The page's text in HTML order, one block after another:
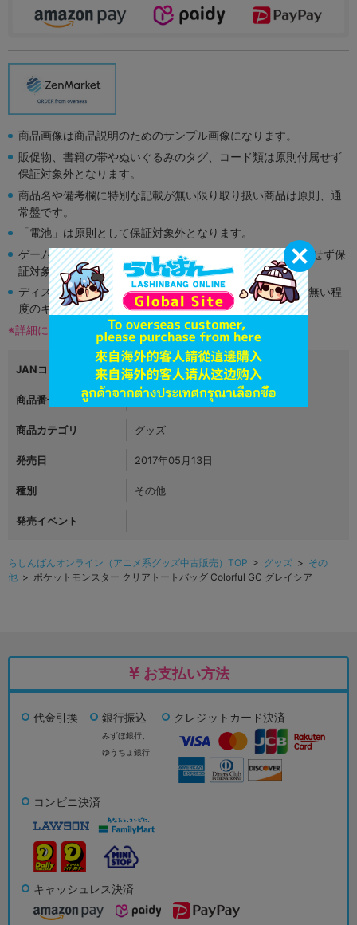
商品画像は商品説明のためのサンプル画像になります。
販促物、書籍の帯やぬいぐるみのタグ、コード類は原則付属せず
保証対象外となります。
商品名や備考欄に特別な記載が無い限り取り扱い商品は原則、通
常盤です。
「電池」は原則として保証対象外となります。
ゲーム機本体には、SDカードなどのメモリーカードは付属せず保
証対象外となります。
ディスク類の読み取り面のキズに関しまして再生に支障が無い程
度のキズがある場合がございます。
※詳細につきましてはコチラ
JANコード 4521329220659
商品番号 L06555285
商品カテゴリ グッズ
発売日 2017年05月13日
種別 その他
発売イベント
らしんばんオンライン（アニメ系グッズ中古販売）TOP > グッズ > その
他 > ポケットモンスター クリアトートバッグ Colorful GC グレイシア
お支払い方法
代金引換 銀行振込
みずほ銀行、
ゆうちょ銀行
クレジットカード決済
コンビニ決済
キャッシュレス決済